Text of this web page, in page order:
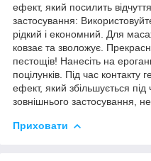
ефект, який посилить
застосування:
рідкий і економний. Для
ковзає та зволожує.
пестощів! Нанесіть на
поцілунків. Під час контакту
ефект, який збільшується під
зовнішнього застосування,
Приховати